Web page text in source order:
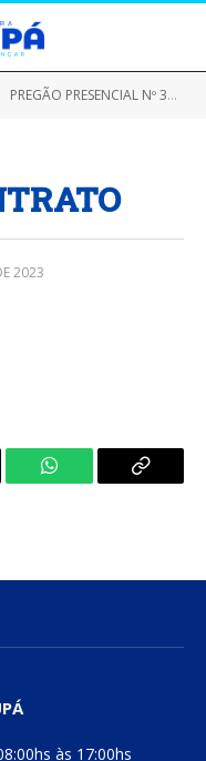
PREGÃO PRESENCIAL Nº 300301/2023 – CPL/PMG (AQUISIÇÃO DE MATERIAIS PERMANENTES PARA AS UNIDADES ADMINISTRATIVAS DO MUNICÍPIO DE GURUPÁ)
2023
WhatsApp Copiar
às 17:00hs